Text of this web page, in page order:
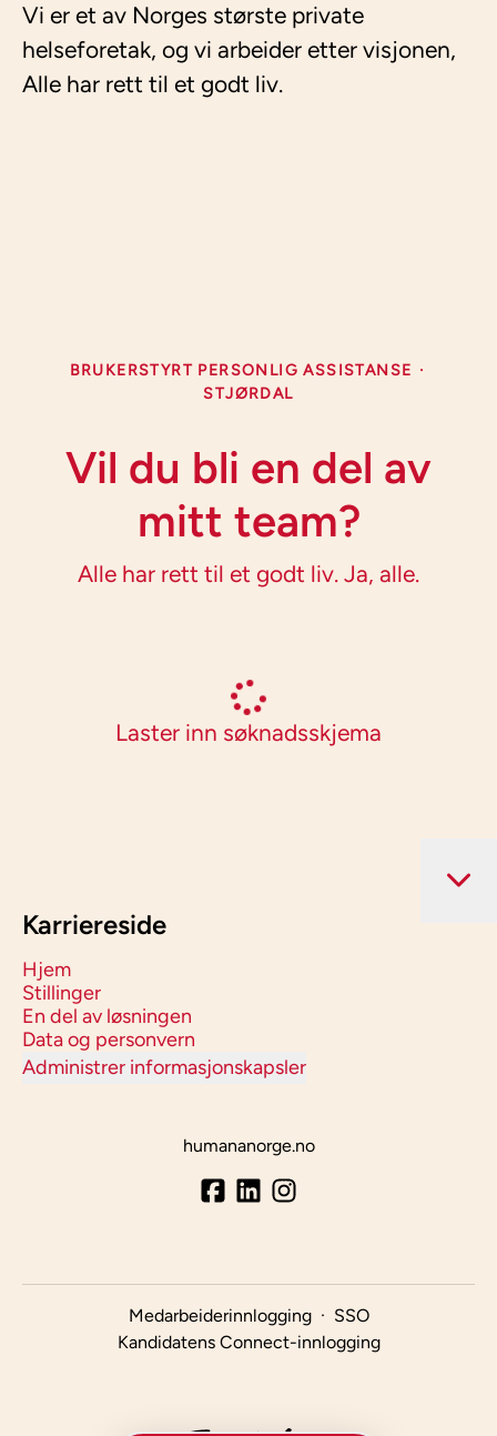
Vi er et av Norges største private
helseforetak, og vi arbeider etter visjonen,
Alle har rett til et godt liv.
BRUKERSTYRT PERSONLIG ASSISTANSE ·
STJØRDAL
Vil du bli en del av
mitt team?
Alle har rett til et godt liv. Ja, alle.
Laster inn søknadsskjema
Karriereside
Hjem
Stillinger
En del av løsningen
Data og personvern
Administrer informasjonskapsler
humananorge.no
Medarbeiderinnlogging · SSO
Kandidatens Connect-innlogging